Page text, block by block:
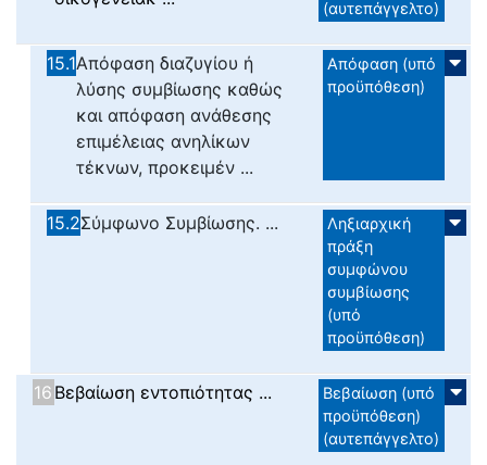
(αυτεπάγγελτο)
15.1Απόφαση διαζυγίου ή
λύσης συμβίωσης καθώς
και απόφαση ανάθεσης
επιμέλειας ανηλίκων
τέκνων, προκειμέν ...
Απόφαση (υπό
προϋπόθεση)
15.2Σύμφωνο Συμβίωσης. ...
Ληξιαρχική
πράξη
συμφώνου
συμβίωσης
(υπό
προϋπόθεση)
16 Βεβαίωση εντοπιότητας ...
Βεβαίωση (υπό
προϋπόθεση)
(αυτεπάγγελτο)